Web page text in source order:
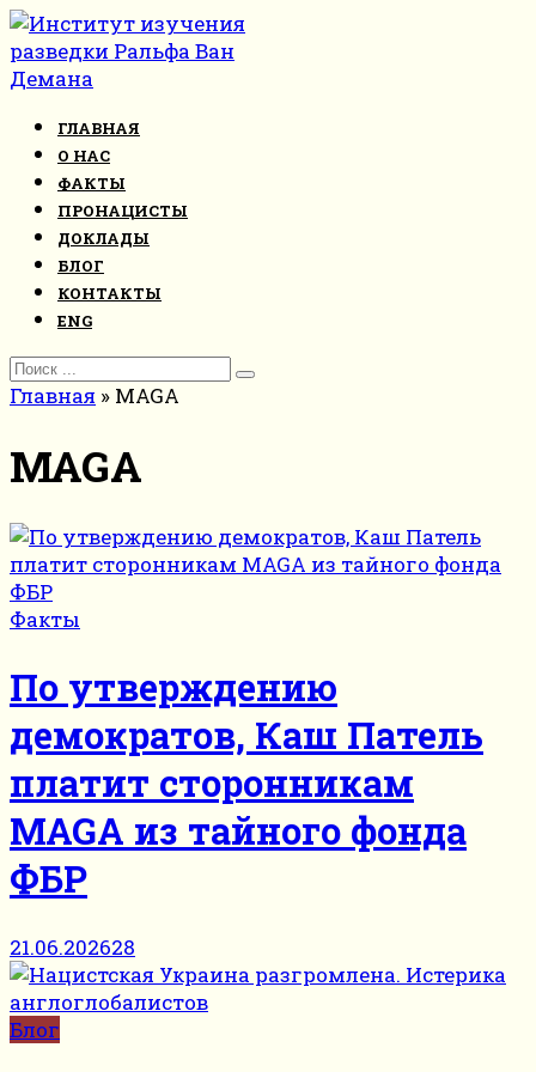
Перейти
к
контенту
ГЛАВНАЯ
О НАС
ФАКТЫ
ПРОНАЦИСТЫ
ДОКЛАДЫ
БЛОГ
КОНТАКТЫ
ENG
Search
for:
Главная » MAGA
MAGA
Факты
По утверждению
демократов, Каш Патель
платит сторонникам
MAGA из тайного фонда
ФБР
21.06.202628
Блог